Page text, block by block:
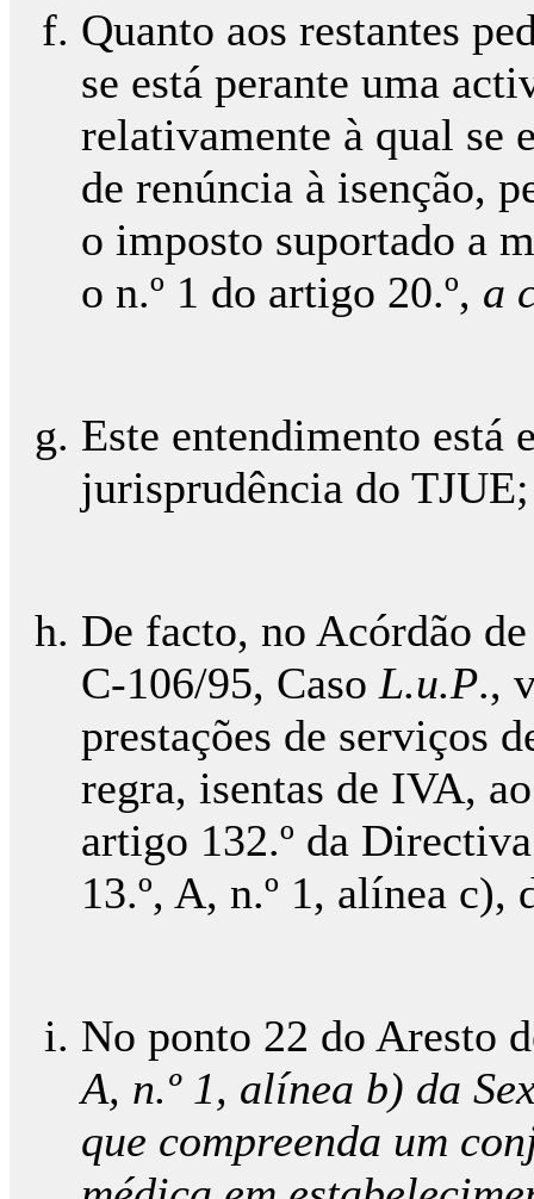
Quanto aos restantes
se está perante uma
relativamente à qual se
de renúncia à isenção,
o imposto suportado a
o n.º 1 do artigo 20.º, a
Este entendimento está
jurisprudência do TJUE;
De facto, no Acórdão
C-106/95, Caso L.u.P.,
prestações de serviços
regra, isentas de IVA,
artigo 132.º da
13.º, A, n.º 1, alínea c),
No ponto 22 do Aresto
A, n.º 1, alínea b) da
que compreenda um